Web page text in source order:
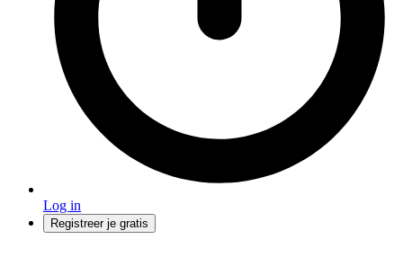
Log in
Registreer je gratis